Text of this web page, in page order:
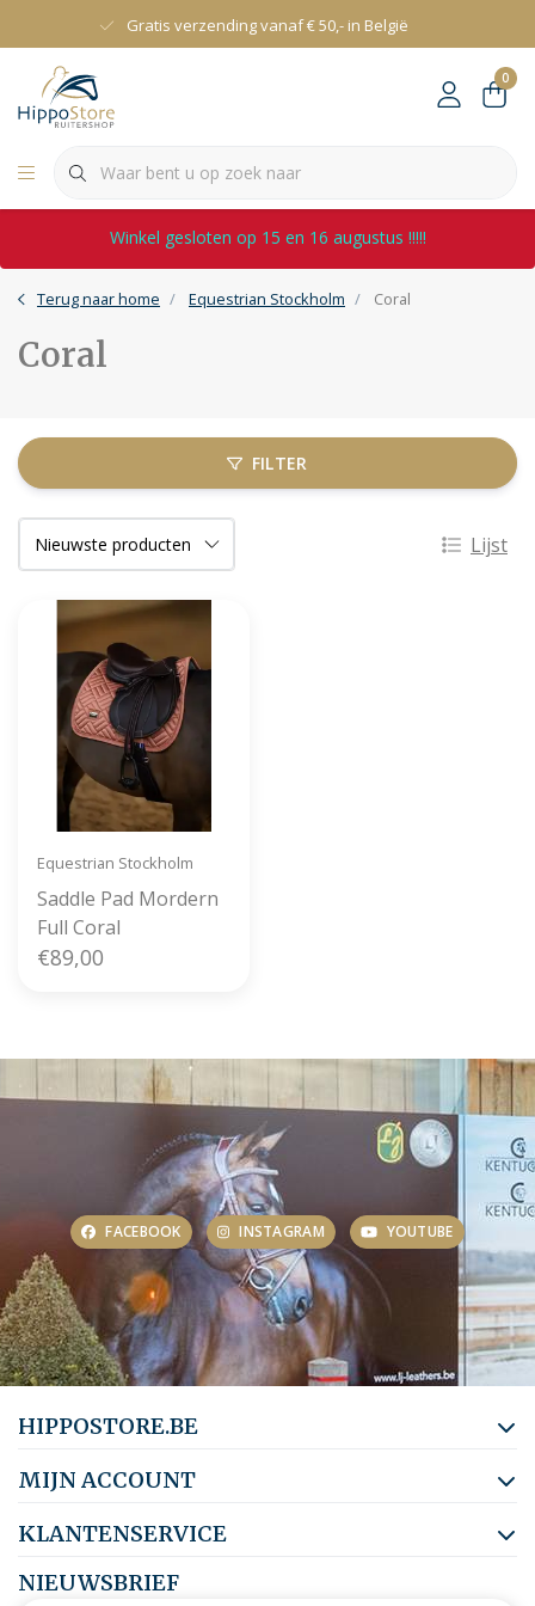
Gratis verzending vanaf € 50,- in België
0
Winkel gesloten op 15 en 16 augustus !!!!!
Terug naar home Equestrian Stockholm Coral
Coral
FILTER
Lijst
Equestrian Stockholm
Saddle Pad Mordern
Full Coral
€89,00
FACEBOOK INSTAGRAM YOUTUBE
HIPPOSTORE.BE
MIJN ACCOUNT
KLANTENSERVICE
NIEUWSBRIEF